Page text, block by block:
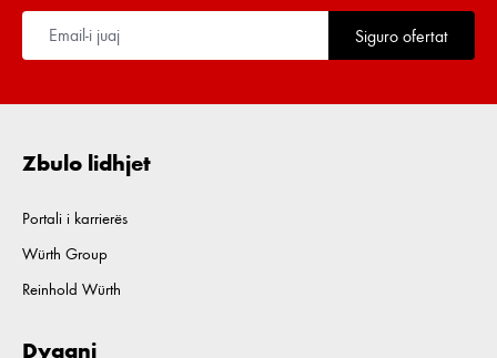
Siguro ofertat
Zbulo lidhjet
Portali i karrierës
Würth Group
Reinhold Würth
Dyqani